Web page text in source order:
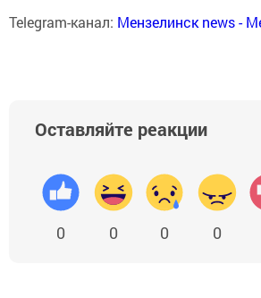
Telegram-канал: Мензелинск news -
Оставляйте реакции
0 0 0 0